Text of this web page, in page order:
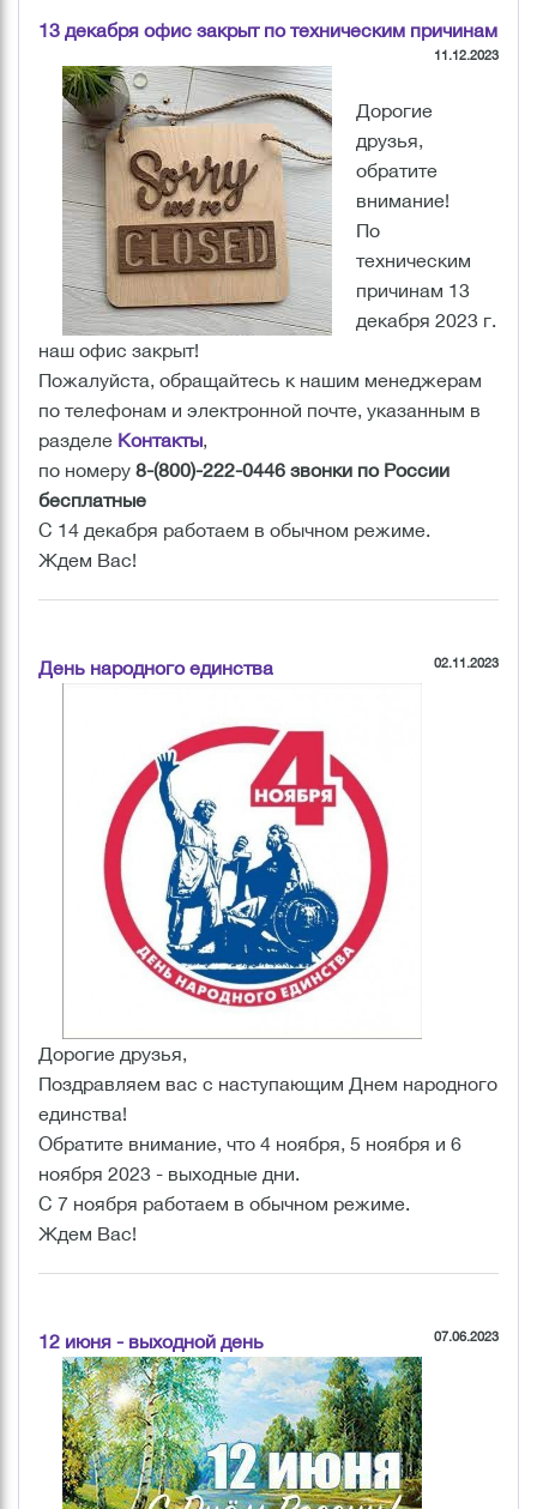
13 декабря офис закрыт по техническим причинам
11.12.2023
Дорогие
друзья,
обратите
внимание!
По
техническим
причинам 13
декабря 2023 г.
наш офис закрыт!
Пожалуйста, обращайтесь к нашим менеджерам
по телефонам и электронной почте, указанным в
разделе Контакты,
по номеру 8-(800)-222-0446 звонки по России
бесплатные
С 14 декабря работаем в обычном режиме.
Ждем Вас!
День народного единства 02.11.2023
Дорогие друзья,
Поздравляем вас с наступающим Днем народного
единства!
Обратите внимание, что 4 ноября, 5 ноября и 6
ноября 2023 - выходные дни.
С 7 ноября работаем в обычном режиме.
Ждем Вас!
12 июня - выходной день 07.06.2023